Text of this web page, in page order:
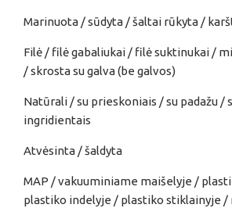
Marinuota / sūdyta / šaltai rūkyta /
Filė / filė gabaliukai / filė suktinukai /
/ skrosta su galva (be galvos)
Natūrali / su prieskoniais / su padažu /
ingridientais
Atvėsinta / šaldyta
MAP / vakuuminiame maišelyje /
plastiko indelyje / plastiko stiklainyje /